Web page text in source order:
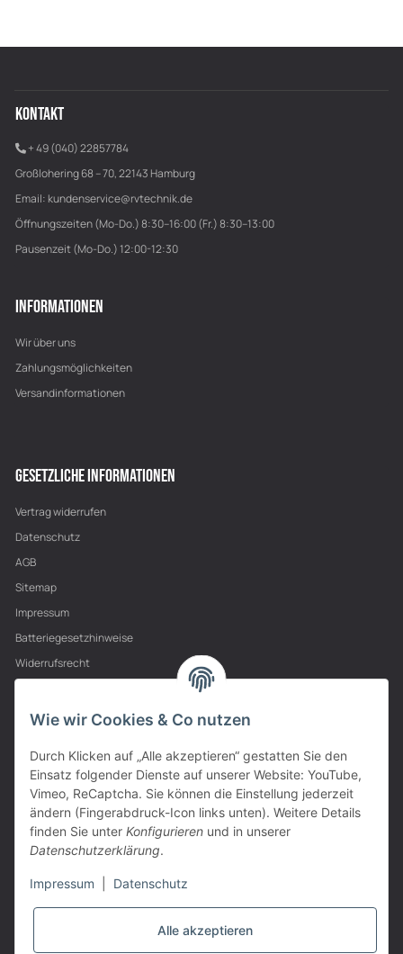
KONTAKT
+ 49 (040) 22857784
Großlohering 68 – 70, 22143 Hamburg
Email: kundenservice@rvtechnik.de
Öffnungszeiten (Mo-Do.) 8:30–16:00 (Fr.) 8:30–13:00
Pausenzeit (Mo-Do.) 12:00-12:30
INFORMATIONEN
Wir über uns
Zahlungsmöglichkeiten
Versandinformationen
GESETZLICHE INFORMATIONEN
Vertrag widerrufen
Datenschutz
AGB
Sitemap
Impressum
Batteriegesetzhinweise
Widerrufsrecht
PARTNER
Wie wir Cookies & Co nutzen
Durch Klicken auf „Alle akzeptieren“ gestatten Sie den
Einsatz folgender Dienste auf unserer Website: YouTube,
Vimeo, ReCaptcha. Sie können die Einstellung jederzeit
ändern (Fingerabdruck-Icon links unten). Weitere Details
finden Sie unter Konfigurieren und in unserer
Datenschutzerklärung.
Impressum Datenschutz
Alle akzeptieren